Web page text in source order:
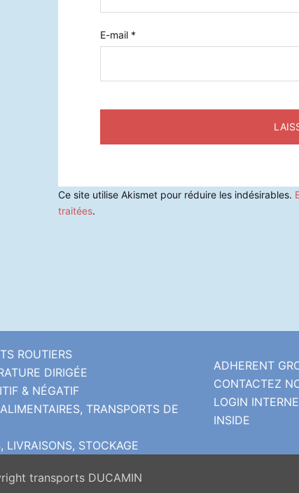
E-mail *
Ce site utilise Akismet pour réduire les indésirables.
traitées.
ROUTIERS
DIRIGÉE
& NÉGATIF
TRANSPORTS DE
LIVRAISONS, STOCKAGE
ADHERENT
CONTACTEZ
LOGIN INTERNE
INSIDE
transports DUCAMIN